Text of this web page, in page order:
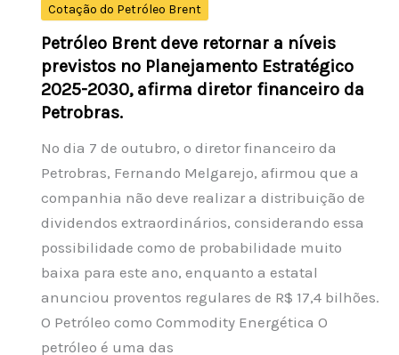
Cotação do Petróleo Brent
Petróleo Brent deve retornar a níveis
previstos no Planejamento Estratégico
2025-2030, afirma diretor financeiro da
Petrobras.
No dia 7 de outubro, o diretor financeiro da
Petrobras, Fernando Melgarejo, afirmou que a
companhia não deve realizar a distribuição de
dividendos extraordinários, considerando essa
possibilidade como de probabilidade muito
baixa para este ano, enquanto a estatal
anunciou proventos regulares de R$ 17,4 bilhões.
O Petróleo como Commodity Energética O
petróleo é uma das